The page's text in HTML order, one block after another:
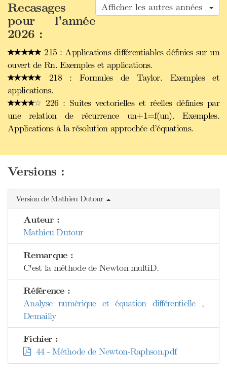
Afficher les autres années
Recasages
pour l'année
2026 :
215 : Applications différentiables définies sur un
ouvert de Rn. Exemples et applications.
218 : Formules de Taylor. Exemples et
applications.
226 : Suites vectorielles et réelles définies par
une relation de récurrence un+1=f(un). Exemples.
Applications à la résolution approchée d’équations.
Versions :
Version de Mathieu Dutour
Auteur :
Mathieu Dutour
Remarque :
C'est la méthode de Newton multiD.
Référence :
Analyse numérique et équation différentielle ,
Demailly
Fichier :
44 - Méthode de Newton-Raphson.pdf